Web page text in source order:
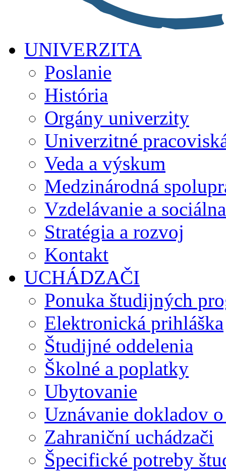
UNIVERZITA
Poslanie
História
Orgány univerzity
Univerzitné
Veda a výskum
Medzinárodná
Vzdelávanie a
Stratégia a rozvoj
Kontakt
UCHÁDZAČI
Ponuka študijných
Elektronická prihláška
Študijné oddelenia
Školné a poplatky
Ubytovanie
Uznávanie dokladov
Zahraniční uchádzači
Špecifické potreby